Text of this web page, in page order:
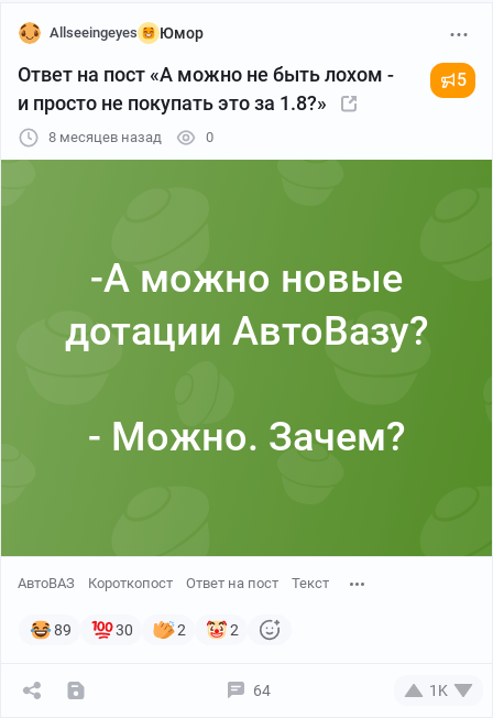
Allseeingeyes Юмор
Ответ на пост «А можно не быть лохом -
и просто не покупать это за 1.8?»
5
8 месяцев назад 0
-А можно новые
дотации АвтоВазу?
- Можно. Зачем?
АвтоВАЗ Короткопост Ответ на пост Текст
89 30 2 2
64 1K